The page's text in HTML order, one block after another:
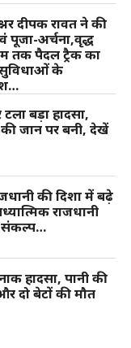
दीपक रावत ने की
पूजा-अर्चना,वृद्ध
तक पैदल ट्रैक का
सुविधाओं के
बड़ा हादसा,
की जान पर बनी, देखें
की दिशा में बढ़े
राजधानी
संकल्प…
हादसा, पानी की
दो बेटों की मौत